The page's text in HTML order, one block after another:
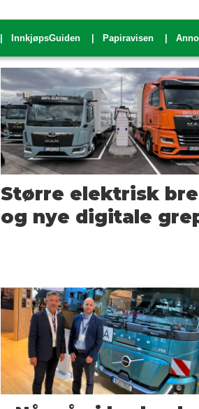
InnkjøpsGuiden Papiravisen
Større elektrisk
og nye digitale